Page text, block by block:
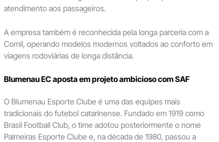
atendimento aos passageiros.
A empresa também é reconhecida pela longa parceria com a
Comil, operando modelos modernos voltados ao conforto em
viagens rodoviárias de longa distância.
Blumenau EC aposta em projeto ambicioso com SAF
O Blumenau Esporte Clube é uma das equipes mais
tradicionais do futebol catarinense. Fundado em 1919 como
Brasil Football Club, o time adotou posteriormente o nome
Palmeiras Esporte Clube e, na década de 1980, passou a